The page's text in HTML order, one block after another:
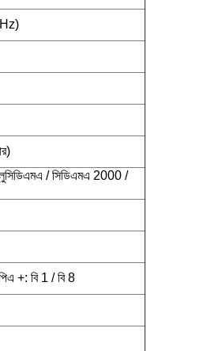
/ সিডিএমএ 2000 /
+: বি 1 / বি 8